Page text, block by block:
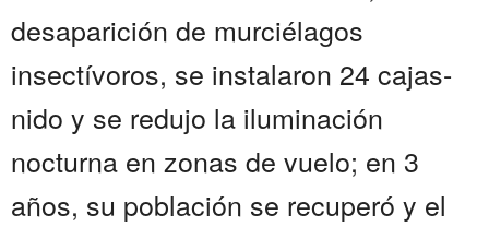
desaparición de murciélagos
insectívoros, se instalaron 24 cajas-
nido y se redujo la iluminación
nocturna en zonas de vuelo; en 3
años, su población se recuperó y el